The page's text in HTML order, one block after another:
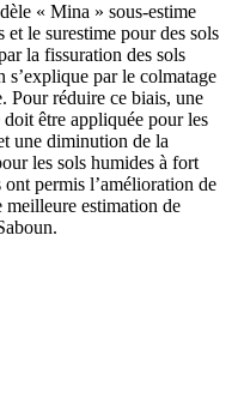
« Mina » sous-estime
et le surestime pour des sols
la fissuration des sols
s’explique par le colmatage
Pour réduire ce biais, une
être appliquée pour les
une diminution de la
les sols humides à fort
permis l’amélioration de
meilleure estimation de